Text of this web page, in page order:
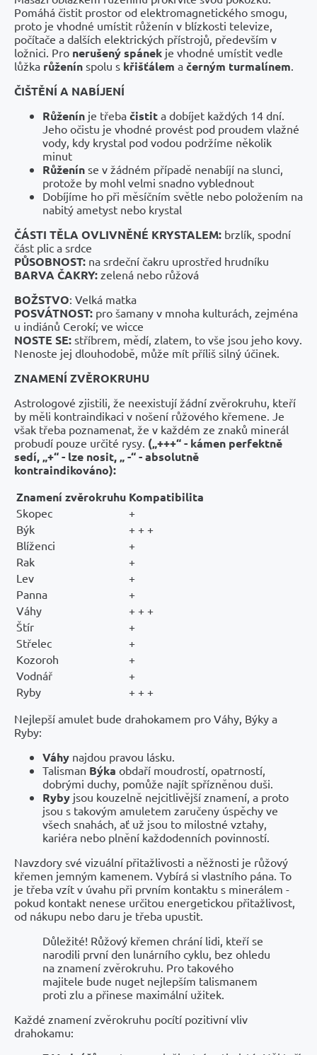
Pomáhá čistit prostor od elektromagnetického smogu,
proto je vhodné umístit růženín v blízkosti televize,
počítače a dalších elektrických přístrojů, především v
ložnici. Pro nerušenýspánek je vhodné umístit vedle
lůžka růženín spolu s křišťálem a černým turmalínem.
ČIŠTĚNÍ A NABÍJENÍ
Růženín je třeba čistit a dobíjet každých 14 dní.
Jeho očistu je vhodné provést pod proudem vlažné
vody, kdy krystal pod vodou podržíme několik
minut
Růženín se v žádném případě nenabíjí na slunci,
protože by mohl velmi snadno vyblednout
Dobíjíme ho při měsíčním světle nebo položením na
nabitý ametyst nebo krystal
ČÁSTI TĚLA OVLIVNĚNÉ KRYSTALEM: brzlík, spodní
část plic a srdce
PŮSOBNOST: na srdeční čakru uprostřed hrudníku
BARVA ČAKRY: zelená nebo růžová
BOŽSTVO: Velká matka
POSVÁTNOST: pro šamany v mnoha kulturách, zejména
u indiánů Cerokí; ve wicce
NOSTE SE: stříbrem, mědí, zlatem, to vše jsou jeho kovy.
Nenoste jej dlouhodobě, může mít příliš silný účinek.
ZNAMENÍ ZVĚROKRUHU
Astrologové zjistili, že neexistují žádní zvěrokruhu, kteří
by měli kontraindikaci v nošení růžového křemene. Je
však třeba poznamenat, že v každém ze znaků minerál
probudí pouze určité rysy. („+++“ - kámen perfektně
sedí, „+“ - lze nosit, „ -“ - absolutně
kontraindikováno):
Znamení zvěrokruhu Kompatibilita
Skopec
+
Býk
+ + +
Blíženci
+
Rak
+
Lev
+
Panna
+
Váhy
+ + +
Štír
+
Střelec
+
Kozoroh
+
Vodnář
+
Ryby
+ + +
Nejlepší amulet bude drahokamem pro Váhy, Býky a
Ryby:
Váhy najdou pravou lásku.
Talisman Býka obdaří moudrostí, opatrností,
dobrými duchy, pomůže najít spřízněnou duši.
Ryby jsou kouzelně nejcitlivější znamení, a proto
jsou s takovým amuletem zaručeny úspěchy ve
všech snahách, ať už jsou to milostné vztahy,
kariéra nebo plnění každodenních povinností.
Navzdory své vizuální přitažlivosti a něžnosti je růžový
křemen jemným kamenem. Vybírá si vlastního pána. To
je třeba vzít v úvahu při prvním kontaktu s minerálem -
pokud kontakt nenese určitou energetickou přitažlivost,
od nákupu nebo daru je třeba upustit.
Důležité! Růžový křemen chrání lidi, kteří se
narodili první den lunárního cyklu, bez ohledu
na znamení zvěrokruhu. Pro takového
majitele bude nuget nejlepším talismanem
proti zlu a přinese maximální užitek.
Každé znamení zvěrokruhu pocítí pozitivní vliv
drahokamu: